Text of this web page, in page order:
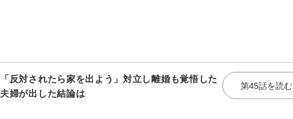
「反対されたら家を出よう」対立し離婚も覚悟した
夫婦が出した結論は
第45話を読む